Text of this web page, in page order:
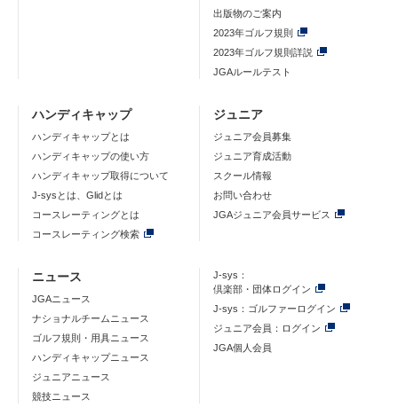
出版物のご案内
2023年ゴルフ規則
2023年ゴルフ規則詳説
JGAルールテスト
ハンディキャップ
ハンディキャップとは
ハンディキャップの使い方
ハンディキャップ取得について
J-sysとは、Glidとは
コースレーティングとは
コースレーティング検索
ジュニア
ジュニア会員募集
ジュニア育成活動
スクール情報
お問い合わせ
JGAジュニア会員サービス
ニュース
JGAニュース
ナショナルチームニュース
ゴルフ規則・用具ニュース
ハンディキャップニュース
ジュニアニュース
競技ニュース
J-sys：
倶楽部・団体ログイン
J-sys：ゴルファーログイン
ジュニア会員：ログイン
JGA個人会員